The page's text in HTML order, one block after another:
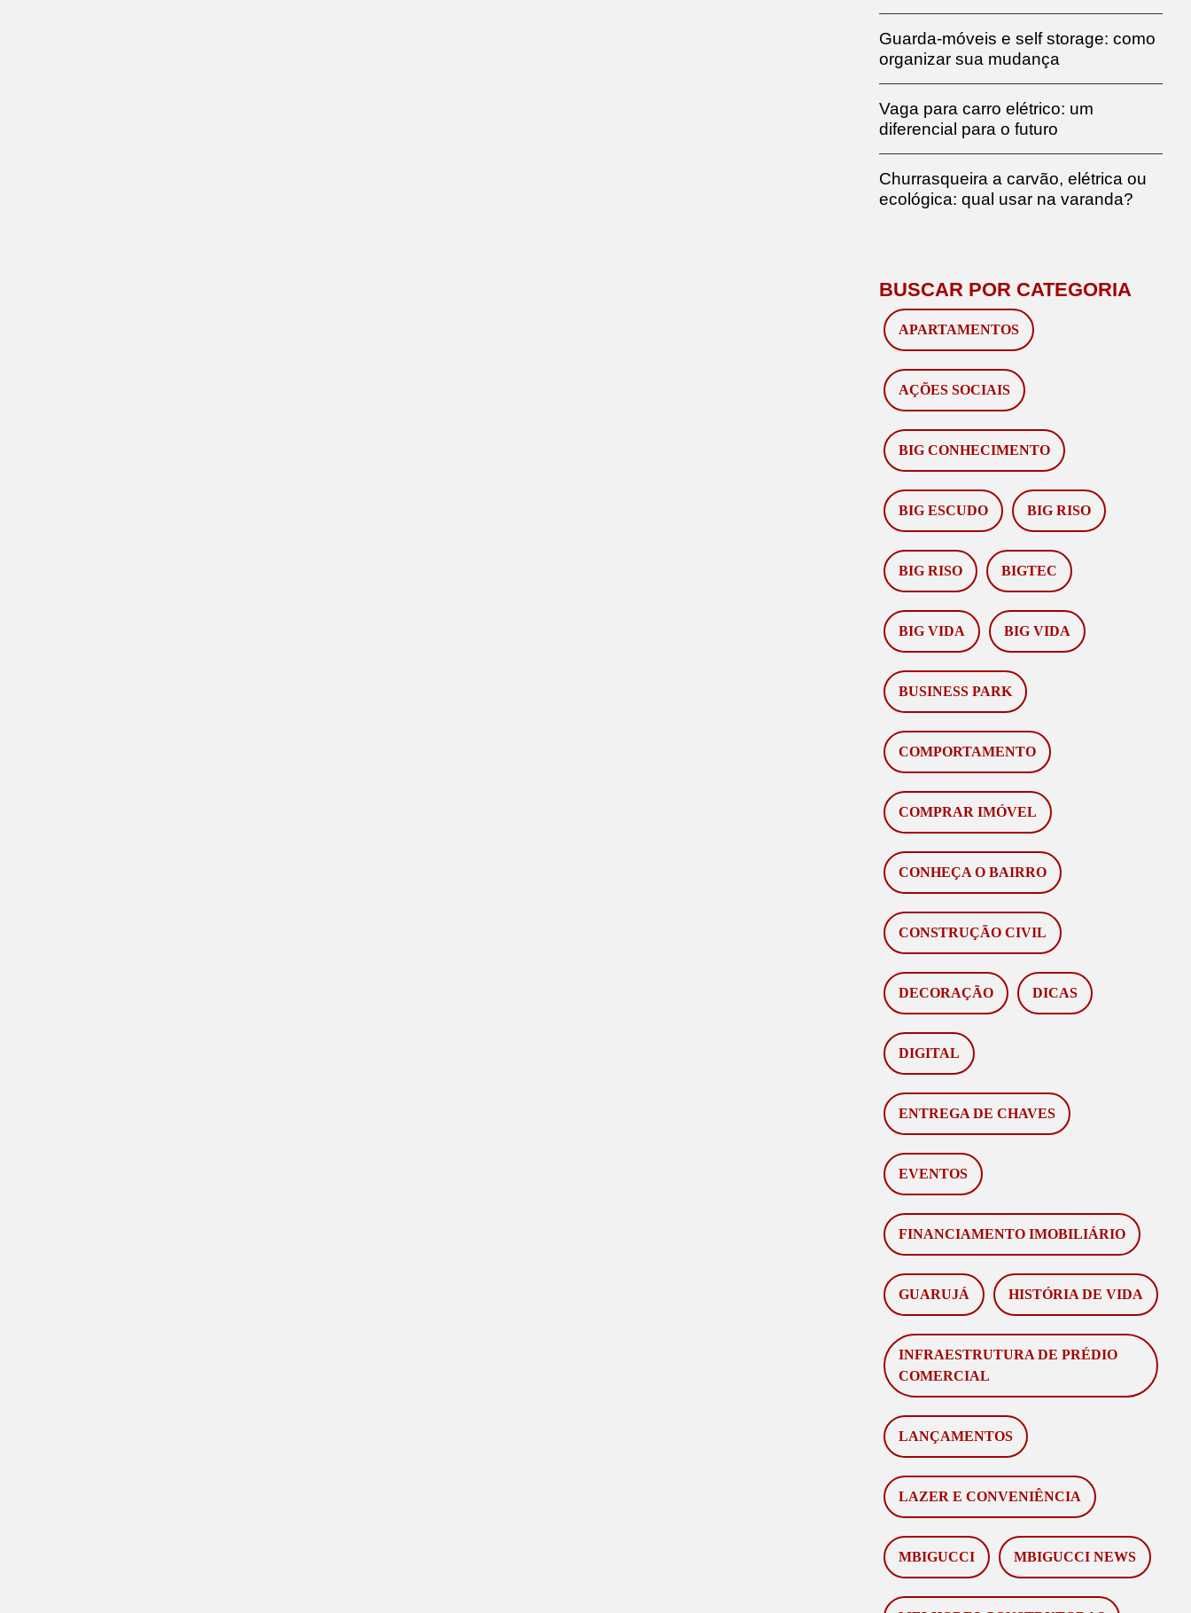
Guarda-móveis e self storage: como
organizar sua mudança
Vaga para carro elétrico: um
diferencial para o futuro
Churrasqueira a carvão, elétrica ou
ecológica: qual usar na varanda?
BUSCAR POR CATEGORIA
APARTAMENTOS
AÇÕES SOCIAIS
BIG CONHECIMENTO
BIG ESCUDO BIG RISO
BIG RISO BIGTEC
BIG VIDA BIG VIDA
BUSINESS PARK
COMPORTAMENTO
COMPRAR IMÓVEL
CONHEÇA O BAIRRO
CONSTRUÇÃO CIVIL
DECORAÇÃO DICAS
DIGITAL
ENTREGA DE CHAVES
EVENTOS
FINANCIAMENTO IMOBILIÁRIO
GUARUJÁ HISTÓRIA DE VIDA
INFRAESTRUTURA DE PRÉDIO
COMERCIAL
LANÇAMENTOS
LAZER E CONVENIÊNCIA
MBIGUCCI MBIGUCCI NEWS